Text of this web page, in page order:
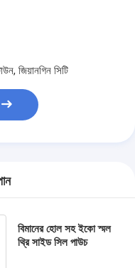
জিয়ানগিন সিটি
বিমানের হোল সহ ইকো স্মল
থ্রি সাইড সিল পাউচ